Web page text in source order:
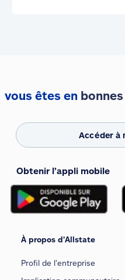
vous êtes en
Accéder à
Obtenir l’appli mobile
À propos d’Allstate
Profil de l’entreprise